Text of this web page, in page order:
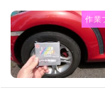
作業